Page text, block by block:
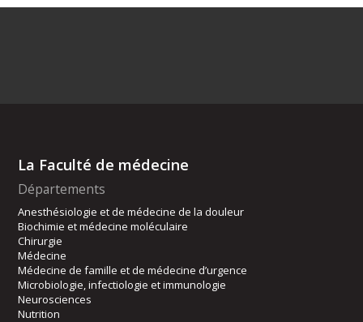
La Faculté de médecine
Départements
Anesthésiologie et de médecine de la douleur
Biochimie et médecine moléculaire
Chirurgie
Médecine
Médecine de famille et de médecine d’urgence
Microbiologie, infectiologie et immunologie
Neurosciences
Nutrition